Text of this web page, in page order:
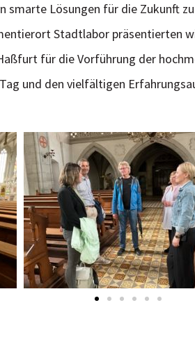
Lösungen für die Zukunft
Stadtlabor präsentierten
für die Vorführung der
und den vielfältigen